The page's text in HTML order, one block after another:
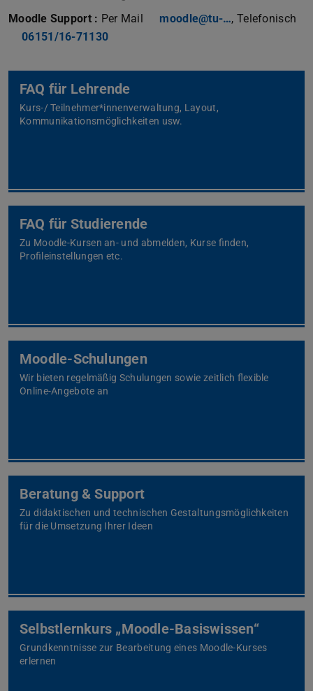
Moodle Support : Per Mail moodle@tu-…, Telefonisch
06151/16-71130
FAQ für Lehrende
Kurs-/ Teilnehmer*innenverwaltung, Layout,
Kommunikationsmöglichkeiten usw.
FAQ für Studierende
Zu Moodle-Kursen an- und abmelden, Kurse finden,
Profileinstellungen etc.
Moodle-Schulungen
Wir bieten regelmäßig Schulungen sowie zeitlich flexible
Online-Angebote an
Beratung & Support
Zu didaktischen und technischen Gestaltungsmöglichkeiten
für die Umsetzung Ihrer Ideen
Selbstlernkurs „Moodle-Basiswissen“
Grundkenntnisse zur Bearbeitung eines Moodle-Kurses
erlernen